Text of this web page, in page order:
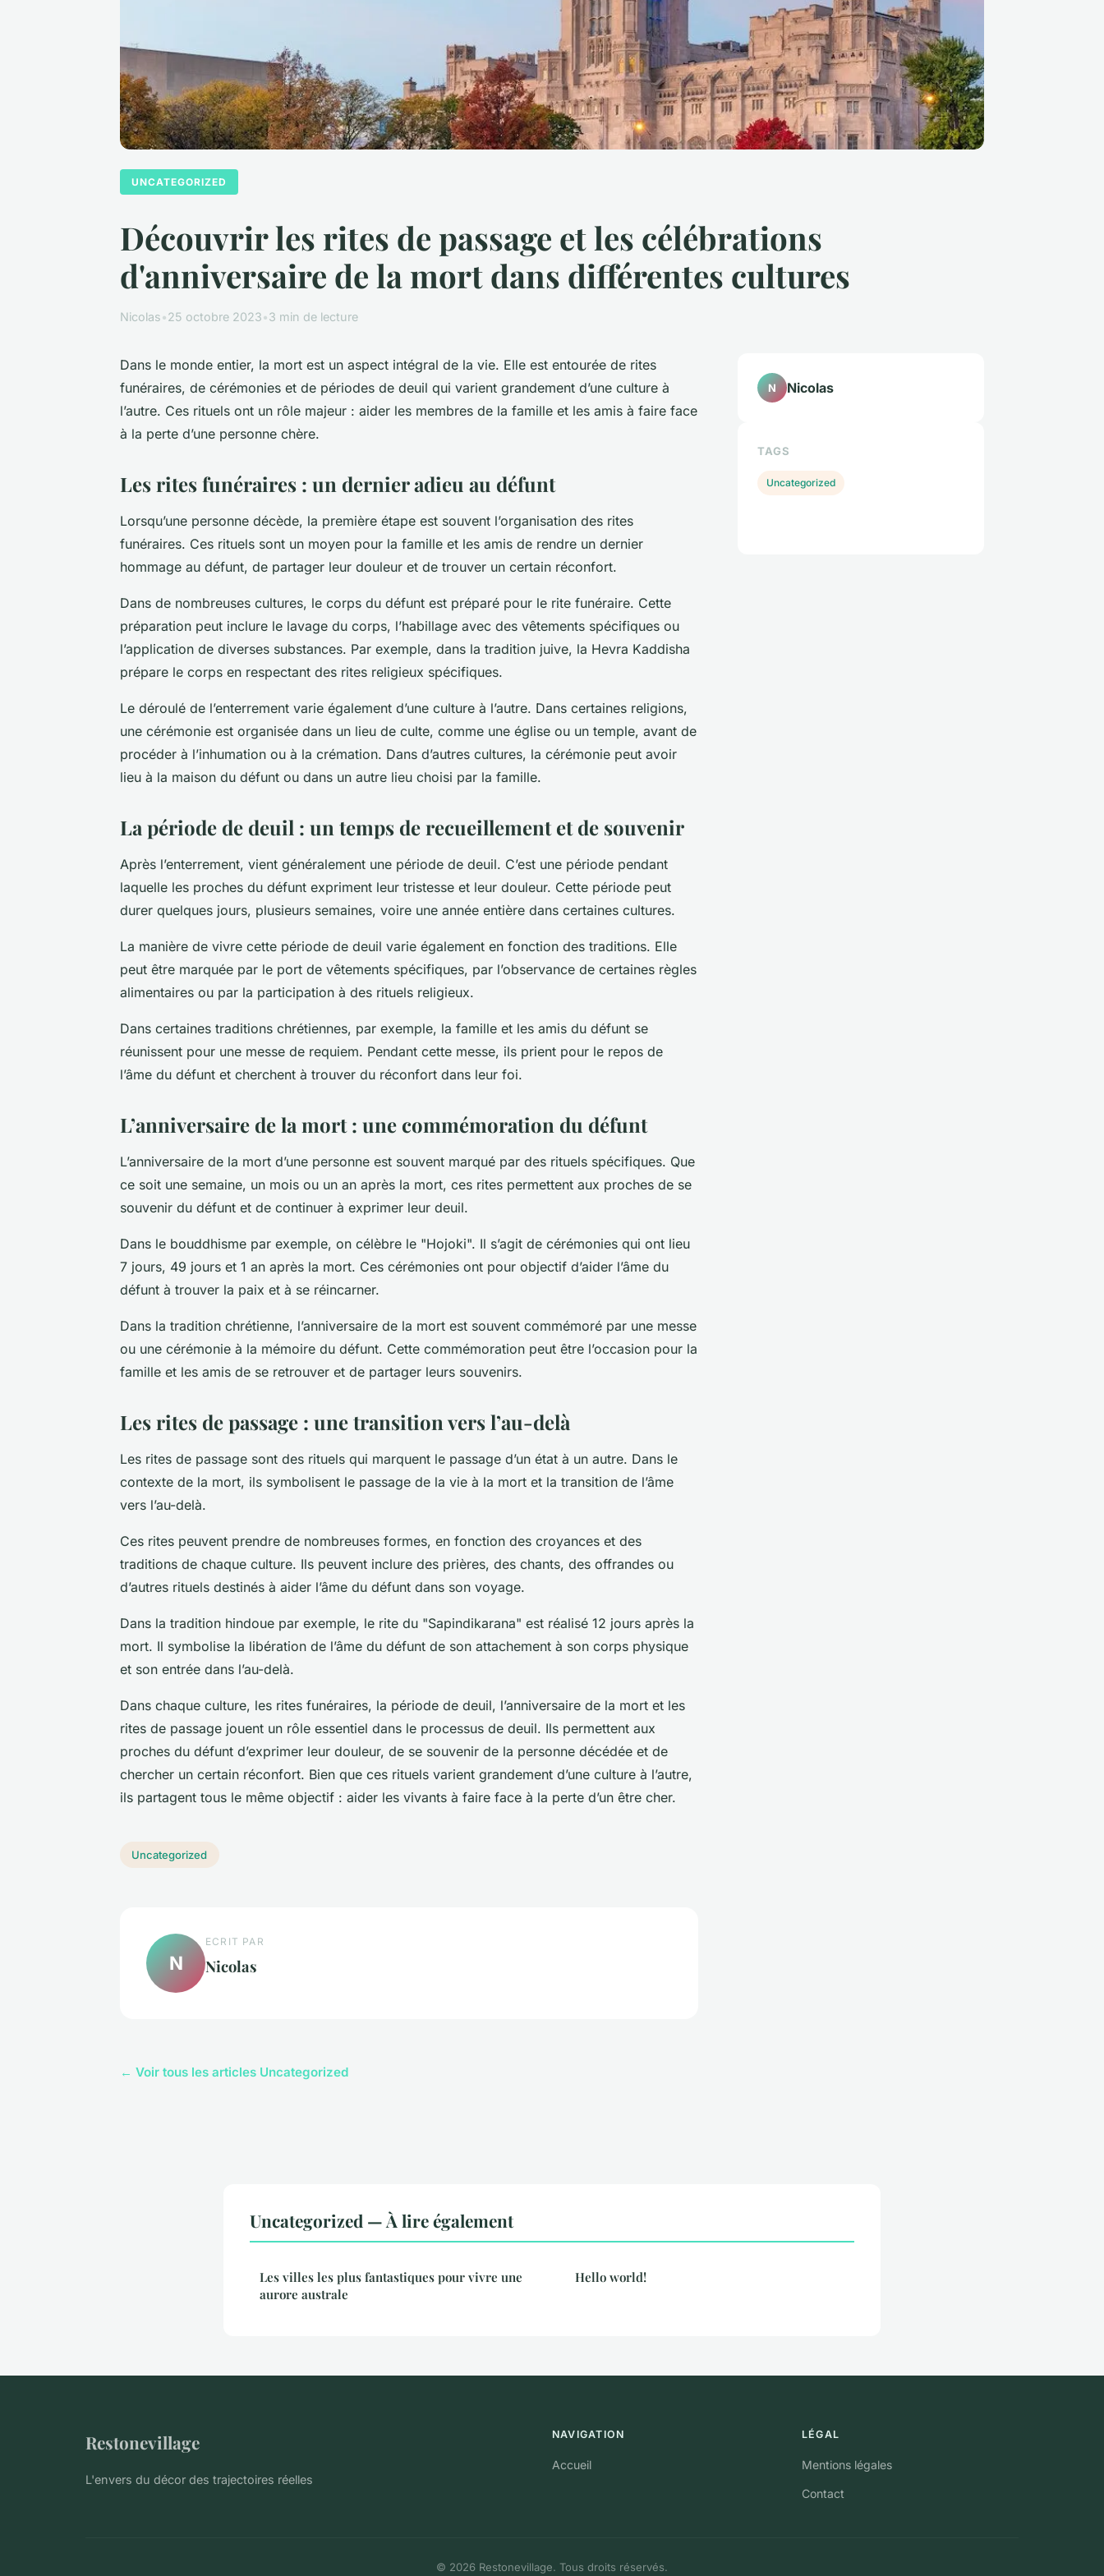
UNCATEGORIZED
Découvrir les rites de passage et les célébrations
d'anniversaire de la mort dans différentes cultures
Nicolas•25 octobre 2023•3 min de lecture
Dans le monde entier, la mort est un aspect intégral de la vie. Elle est entourée de rites
funéraires, de cérémonies et de périodes de deuil qui varient grandement d’une culture à
l’autre. Ces rituels ont un rôle majeur : aider les membres de la famille et les amis à faire face
à la perte d’une personne chère.
Les rites funéraires : un dernier adieu au défunt
Lorsqu’une personne décède, la première étape est souvent l’organisation des rites
funéraires. Ces rituels sont un moyen pour la famille et les amis de rendre un dernier
hommage au défunt, de partager leur douleur et de trouver un certain réconfort.
Dans de nombreuses cultures, le corps du défunt est préparé pour le rite funéraire. Cette
préparation peut inclure le lavage du corps, l’habillage avec des vêtements spécifiques ou
l’application de diverses substances. Par exemple, dans la tradition juive, la Hevra Kaddisha
prépare le corps en respectant des rites religieux spécifiques.
Le déroulé de l’enterrement varie également d’une culture à l’autre. Dans certaines religions,
une cérémonie est organisée dans un lieu de culte, comme une église ou un temple, avant de
procéder à l’inhumation ou à la crémation. Dans d’autres cultures, la cérémonie peut avoir
lieu à la maison du défunt ou dans un autre lieu choisi par la famille.
La période de deuil : un temps de recueillement et de souvenir
Après l’enterrement, vient généralement une période de deuil. C’est une période pendant
laquelle les proches du défunt expriment leur tristesse et leur douleur. Cette période peut
durer quelques jours, plusieurs semaines, voire une année entière dans certaines cultures.
La manière de vivre cette période de deuil varie également en fonction des traditions. Elle
peut être marquée par le port de vêtements spécifiques, par l’observance de certaines règles
alimentaires ou par la participation à des rituels religieux.
Dans certaines traditions chrétiennes, par exemple, la famille et les amis du défunt se
réunissent pour une messe de requiem. Pendant cette messe, ils prient pour le repos de
l’âme du défunt et cherchent à trouver du réconfort dans leur foi.
L’anniversaire de la mort : une commémoration du défunt
L’anniversaire de la mort d’une personne est souvent marqué par des rituels spécifiques. Que
ce soit une semaine, un mois ou un an après la mort, ces rites permettent aux proches de se
souvenir du défunt et de continuer à exprimer leur deuil.
Dans le bouddhisme par exemple, on célèbre le "Hojoki". Il s’agit de cérémonies qui ont lieu
7 jours, 49 jours et 1 an après la mort. Ces cérémonies ont pour objectif d’aider l’âme du
défunt à trouver la paix et à se réincarner.
Dans la tradition chrétienne, l’anniversaire de la mort est souvent commémoré par une messe
ou une cérémonie à la mémoire du défunt. Cette commémoration peut être l’occasion pour la
famille et les amis de se retrouver et de partager leurs souvenirs.
Les rites de passage : une transition vers l’au-delà
Les rites de passage sont des rituels qui marquent le passage d’un état à un autre. Dans le
contexte de la mort, ils symbolisent le passage de la vie à la mort et la transition de l’âme
vers l’au-delà.
Ces rites peuvent prendre de nombreuses formes, en fonction des croyances et des
traditions de chaque culture. Ils peuvent inclure des prières, des chants, des offrandes ou
d’autres rituels destinés à aider l’âme du défunt dans son voyage.
Dans la tradition hindoue par exemple, le rite du "Sapindikarana" est réalisé 12 jours après la
mort. Il symbolise la libération de l’âme du défunt de son attachement à son corps physique
et son entrée dans l’au-delà.
Dans chaque culture, les rites funéraires, la période de deuil, l’anniversaire de la mort et les
rites de passage jouent un rôle essentiel dans le processus de deuil. Ils permettent aux
proches du défunt d’exprimer leur douleur, de se souvenir de la personne décédée et de
chercher un certain réconfort. Bien que ces rituels varient grandement d’une culture à l’autre,
ils partagent tous le même objectif : aider les vivants à faire face à la perte d’un être cher.
Uncategorized
N
ECRIT PAR
Nicolas
← Voir tous les articles Uncategorized
N Nicolas
TAGS
Uncategorized
Uncategorized — À lire également
Les villes les plus fantastiques pour vivre une
aurore australe
Hello world!
Restonevillage
L'envers du décor des trajectoires réelles
NAVIGATION
Accueil
LÉGAL
Mentions légales
Contact
© 2026 Restonevillage. Tous droits réservés.